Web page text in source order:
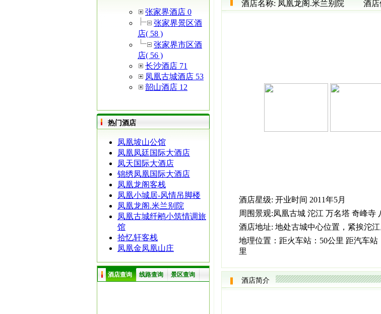
张家界酒店 0
张家界景区酒
店( 58 )
张家界市区酒
店( 56 )
长沙酒店 71
凤凰古城酒店 53
韶山酒店 12
热门酒店
凤凰坡山公馆
凤凰凤廷国际大酒店
凤天国际大酒店
锦绣凤凰国际大酒店
凤凰龙阁客栈
凤凰小城居-风情吊脚楼
凤凰龙阁.米兰别院
凤凰古城纤鹇小筑情调旅
馆
拾忆轩客栈
凤凰金凤凰山庄
酒店查询 线路查询 景区查询
酒店名称: 凤凰龙阁.米兰别院 酒店
酒店星级: 开业时间 2011年5月
周围景观:凤凰古城 沱江 万名塔 奇峰寺
酒店地址: 地处古城中心位置，紧挨沱江
地理位置： 距火车站：50公里 距汽车
里
酒店简介